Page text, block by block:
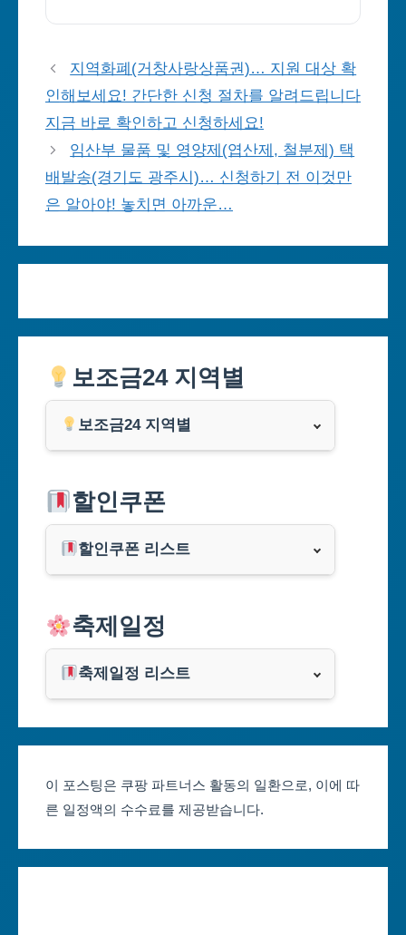
지역화폐(거창사랑상품권)… 지원 대상 확
인해보세요! 간단한 신청 절차를 알려드립니다
지금 바로 확인하고 신청하세요!
임산부 물품 및 영양제(엽산제, 철분제) 택
배발송(경기도 광주시)… 신청하기 전 이것만
은 알아야! 놓치면 아까운…
보조금24 지역별
보조금24 지역별
부산광역시
대구광역시
인천광역시
광주광역시
대전광역시
할인쿠폰
할인쿠폰 리스트
쿠팡
클룩
축제일정
축제일정 리스트
대구축제 일정
인천축제 일정
이 포스팅은 쿠팡 파트너스 활동의 일환으로, 이에 따
른 일정액의 수수료를 제공받습니다.